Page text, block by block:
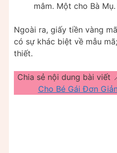
mâm. Một cho Bà
Ngoài ra, giấy tiền vàng
có sự khác biệt về mẫu
thiết.
Chia sẻ nội dung bài viết
Cho Bé Gái Đơn